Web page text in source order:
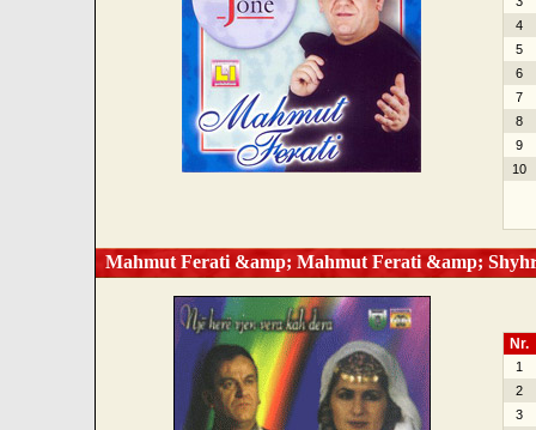
4
5
6
7
8
9
10
Mahmut Ferati &amp; Mahmut Ferati &amp;
Nr.
1
2
3